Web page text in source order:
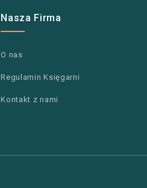
Nasza Firma
O nas
Regulamin Księgarni
Kontakt z nami